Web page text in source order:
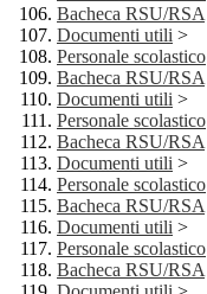
Bacheca RSU/RSA
Documenti utili >
Personale scolastico
Bacheca RSU/RSA
Documenti utili >
Personale scolastico
Bacheca RSU/RSA
Documenti utili >
Personale scolastico
Bacheca RSU/RSA
Documenti utili >
Personale scolastico
Bacheca RSU/RSA